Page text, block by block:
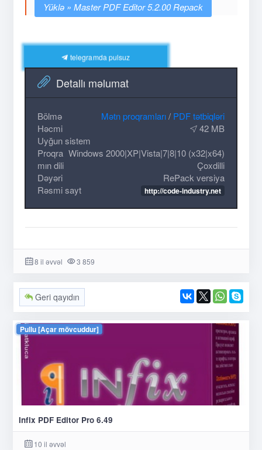
Master PDF Editor 5.2.00 Repack
telegramda pulsuz
Detallı məlumat
Bölmə Mətn proqramları/ PDF tətbiqləri
Həcmi
42 MB
Uyğun sistem
Windows 2000|XP|Vista|7|8|10 (x32|x64)
Proqra
mın dili
Çoxdilli
Dəyəri
RePack versiya
Rəsmi sayt
http://code-industry.net
8 il əvvəl 3 859
Geri qayıdın
Pullu [Açar mövcuddur]
Infix PDF Editor Pro 6.49
10 il əvvəl